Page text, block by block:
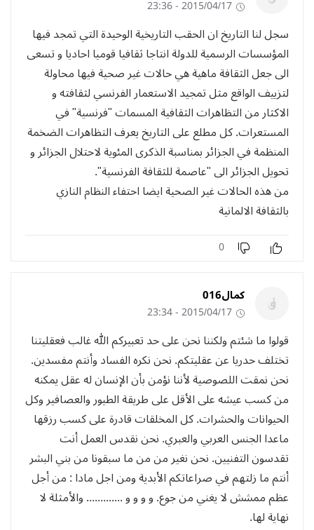
2015/04/17 - 23:36
سجل لنا التاريخ ان الحقب التاريخية الوحيدة التي تمجد فيها
المؤسسات الرسمية للدولة انتاجا ثقافيا قوميا احاديا و تسعى
الى جعل الثقافة ماهية هي حالات غير صحية فيها محاولة
لتزييف الواقع مثل تمجيد الاستعمار الفرنسي لثقافته و
الاكثار من التظاهرات الثقافية المسمات "فرنسية" في
المستعرات. كل مطلع على التاريخ يعرف التظاهرات الضخمة
المنظمة في الجزائر بمناسبة الذكرى المئوية لاحتلال الجزائر و
تحويل الجزائر الى "عاصمة للثقافة الفرنسية".
من هذه الحالات غير الصحية ايضا احتفاء النظام النازي
بالثقافة الالمانية
0
كمال016
2015/04/17 - 23:34
قولوا ما شئتم ولكننا نحن على حد تعبيركم الله غالب فعقليتنا
تختلف حدريا عن عقليتكم. نحن نكره الفساد وأنتم مفسدين.
نحن نمقت اللصوصية لأننا نؤمن بأن الإنسان له عقل يمكنه
من كسب عيشه على الأقل على طريقة الطيور والعصافير وكل
الحيوانات والحشرات. كل المخلقات قادرة على كسب رزقها
ماعدا الجنس العربي والعبري. نحن نقدس العمل أنت
تقدسون التفنيين. نحن نغير من من ما سبقونا من بني البشر
أنتم ما زلتهم في صراعاتكم الأبدية ومن اجل مادا : من أجل
عظم ممشش لا يغني من جوع. و و و و ............. والأمثلة لا
نهاية لها.